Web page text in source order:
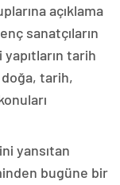
açıklama
sanatçıların
tarih
tarih,
yansıtan
bugüne bir